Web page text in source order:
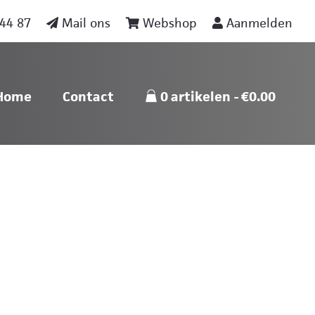
87 Mail ons Webshop Aanmelden
naar content
Contact 0 artikelen €0.00